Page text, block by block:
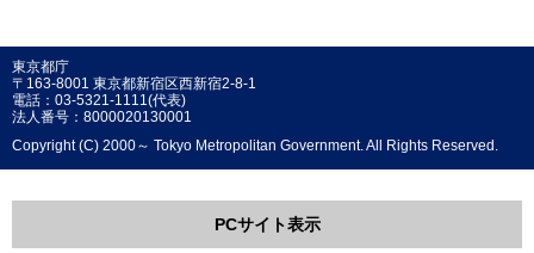
東京都庁
〒163-8001 東京都新宿区西新宿2-8-1
電話：03-5321-1111(代表)
法人番号：8000020130001
Copyright (C) 2000～ Tokyo Metropolitan Government. All Rights Reserved.
PCサイト表示